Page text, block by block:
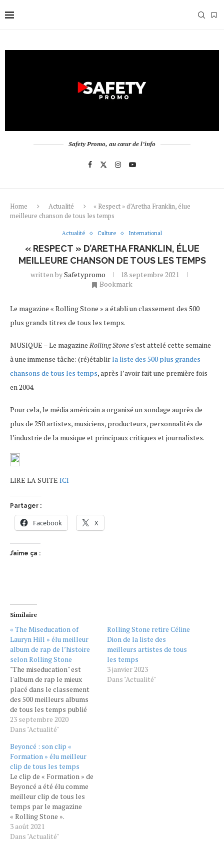
Safety Promo, au cœur de l’info
Home Actualité
« Respect » d’Aretha Franklin, élue
meilleure chanson de tous les temps
Actualité Culture International
« RESPECT » D’ARETHA FRANKLIN, ÉLUE
MEILLEURE CHANSON DE TOUS LES TEMPS
written bySafetypromo
18 septembre 2021
Bookmark
Le magazine « Rolling Stone » a établi un classement des 500
plus grands titres de tous les temps.
MUSIQUE – Le magazine Rolling Stone s’est attelé cette semaine
à une immense tâche: (ré)établirla liste des 500 plus grandes
chansons de tous les temps, après l’avoir fait une première fois
en 2004.
Pour cela, le média américain a organisé un sondage auprès de
plus de 250 artistes, musiciens, producteurs, personnalités de
l’industrie de la musique et principaux critiques et journalistes.
LIRE LA SUITE ICI
Partager :
Facebook X
J’aime ça :
Similaire
« The Miseducation of
Lauryn Hill » élu meilleur
album de rap de l’histoire
selon Rolling Stone
"The miseducation" est
l'album de rap le mieux
placé dans le classement
des 500 meilleurs albums
de tous les temps publié
par le magazine Rolling
Stone. Le classement
albums de tout les temps a
été publié en 2003. Cette
année, le magazine Rolling
Stone a décidé de le
mettre…
23 septembre 2020
Dans "Actualité"
Rolling Stone retire Céline
Dion de la liste des
meilleurs artistes de tous
les temps
3 janvier 2023
Dans "Actualité"
Beyoncé : son clip «
Formation » élu meilleur
clip de tous les temps
Le clip de « Formation » de
Beyoncé a été élu comme
meilleur clip de tous les
temps par le magazine
« Rolling Stone ».
https://twitter.com/Hyconiqmag_/status/1421231472283955205?
s=19 Beyoncé continue de
3 août 2021
Dans "Actualité"